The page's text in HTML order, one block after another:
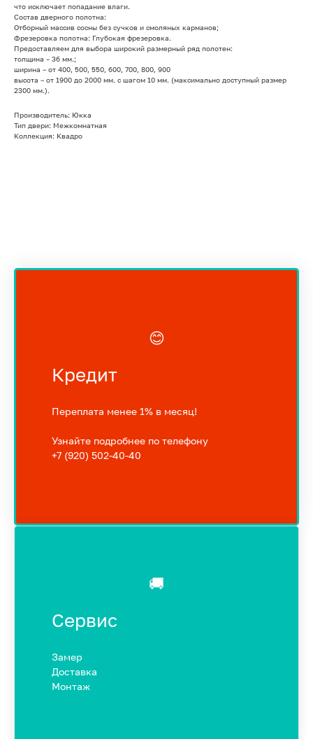
что исключает попадание влаги.
Состав дверного полотна:
Отборный массив сосны без сучков и смоляных карманов;
Фрезеровка полотна: Глубокая фрезеровка.
Предоставляем для выбора широкий размерный ряд полотен:
толщина – 36 мм.;
ширина – от 400, 500, 550, 600, 700, 800, 900
высота – от 1900 до 2000 мм. с шагом 10 мм. (максимально доступный размер
2300 мм.).
Производитель: Юкка
Тип двери: Межкомнатная
Коллекция: Квадро
😊
Кредит
Переплата менее 1% в месяц!
Узнайте подробнее по телефону
+7 (920) 502-40-40
🚚
Сервис
Замер
Доставка
Монтаж